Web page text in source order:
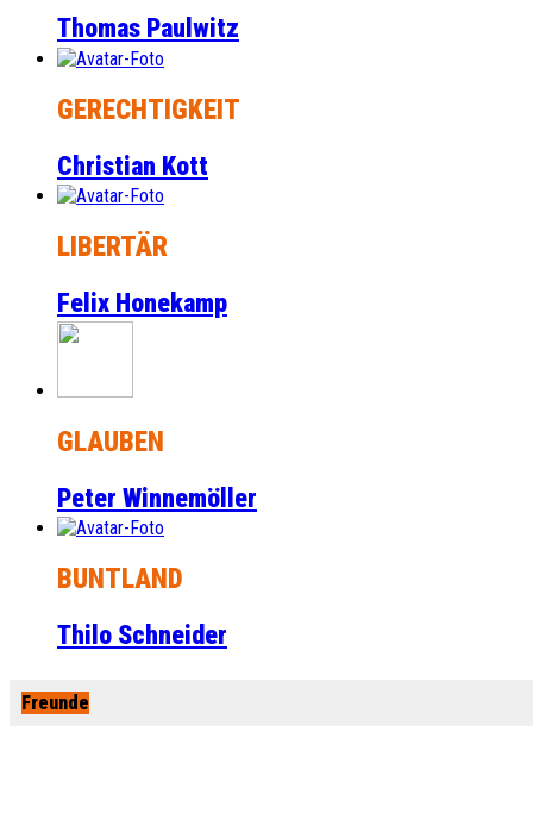
Thomas Paulwitz
GERECHTIGKEIT
Christian Kott
LIBERTÄR
Felix Honekamp
GLAUBEN
Peter Winnemöller
BUNTLAND
Thilo Schneider
Freunde